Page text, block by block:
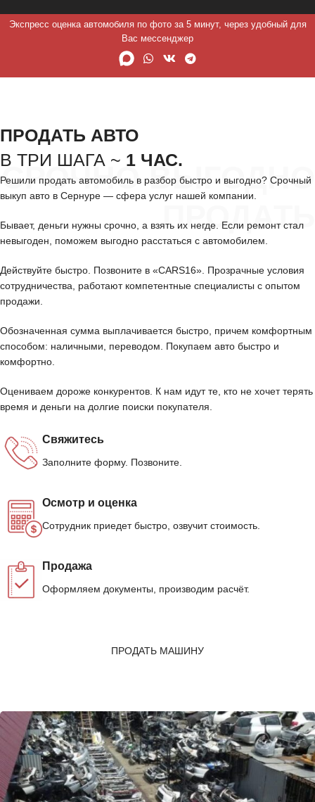
Экспресс оценка автомобиля по фото за 5 минут, через удобный для
Вас мессенджер
СРОЧНО ВЫГОДНО
ПРОДАТЬ
ПРОДАТЬ АВТО
В ТРИ ШАГА ~ 1 ЧАС.
Решили продать автомобиль в разбор быстро и выгодно? Срочный
выкуп авто в Сернуре — сфера услуг нашей компании.
Бывает, деньги нужны срочно, а взять их негде. Если ремонт стал
невыгоден, поможем выгодно расстаться с автомобилем.
Действуйте быстро. Позвоните в «CARS16». Прозрачные условия
сотрудничества, работают компетентные специалисты с опытом
продажи.
Обозначенная сумма выплачивается быстро, причем комфортным
способом: наличными, переводом. Покупаем авто быстро и
комфортно.
Оцениваем дороже конкурентов. К нам идут те, кто не хочет терять
время и деньги на долгие поиски покупателя.
Свяжитесь
Заполните форму. Позвоните.
Осмотр и оценка
Сотрудник приедет быстро, озвучит стоимость.
Продажа
Оформляем документы, производим расчёт.
ПРОДАТЬ МАШИНУ